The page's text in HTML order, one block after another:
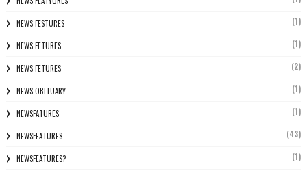
NEWS FESTURES (1)
NEWS FETURES (1)
NEWS FETURES (2)
NEWS OBITUARY (1)
NEWSFATURES (1)
NEWSFEATURES (43)
NEWSFEATURES? (1)